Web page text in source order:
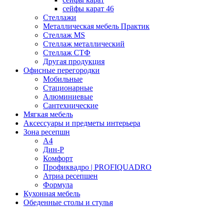
сейфы карат 46
Стеллажи
Металлическая мебель Практик
Стеллаж MS
Стеллаж металлический
Стеллаж СТФ
Другая продукция
Офисные перегородки
Мобильные
Стационарные
Алюминиевые
Сантехнические
Мягкая мебель
Аксессуары и предметы интерьера
Зона ресепшн
А4
Дин-Р
Комфорт
Профиквадро | PROFIQUADRO
Атриа ресепшен
Формула
Кухонная мебель
Обеденные столы и стулья